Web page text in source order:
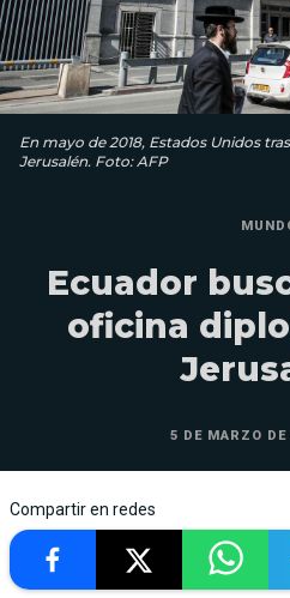
En mayo de 2018, Estados Unidos
Jerusalén. Foto: AFP
Ecuador
oficina
5 DE MARZO
Compartir en redes